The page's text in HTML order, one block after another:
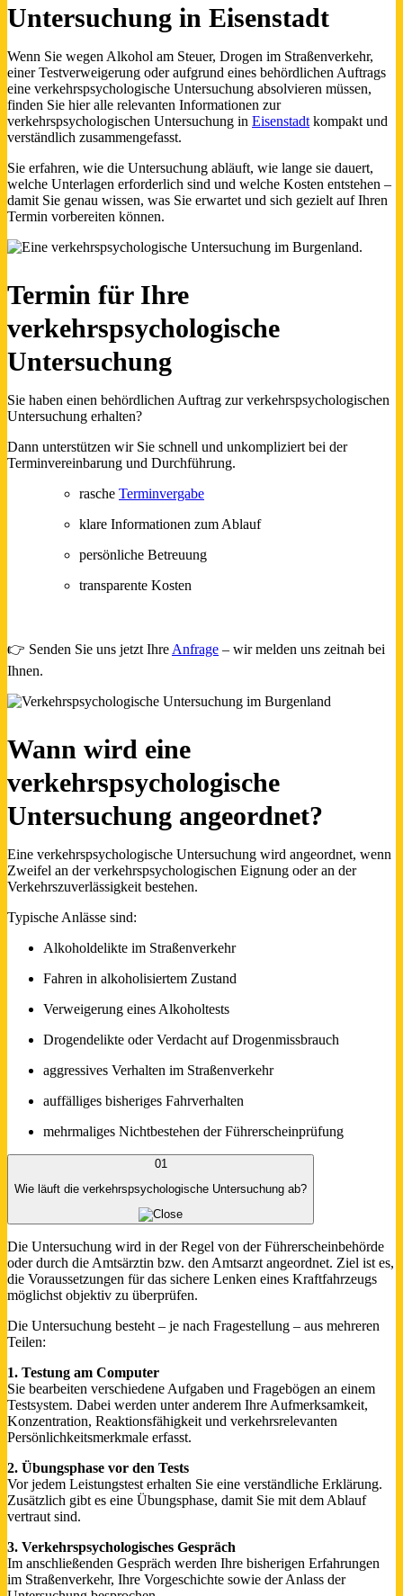
Untersuchung in Eisenstadt
Wenn Sie wegen Alkohol am Steuer, Drogen im Straßenverkehr,
einer Testverweigerung oder aufgrund eines behördlichen Auftrags
eine verkehrspsychologische Untersuchung absolvieren müssen,
finden Sie hier alle relevanten Informationen zur
verkehrspsychologischen Untersuchung in Eisenstadt kompakt und
verständlich zusammengefasst.
Sie erfahren, wie die Untersuchung abläuft, wie lange sie dauert,
welche Unterlagen erforderlich sind und welche Kosten entstehen –
damit Sie genau wissen, was Sie erwartet und sich gezielt auf Ihren
Termin vorbereiten können.
Termin für Ihre
verkehrspsychologische
Untersuchung
Sie haben einen behördlichen Auftrag zur verkehrspsychologischen
Untersuchung erhalten?
Dann unterstützen wir Sie schnell und unkompliziert bei der
Terminvereinbarung und Durchführung.
rasche Terminvergabe
klare Informationen zum Ablauf
persönliche Betreuung
transparente Kosten
👉 Senden Sie uns jetzt Ihre Anfrage – wir melden uns zeitnah bei
Ihnen.
Wann wird eine
verkehrspsychologische
Untersuchung angeordnet?
Eine verkehrspsychologische Untersuchung wird angeordnet, wenn
Zweifel an der verkehrspsychologischen Eignung oder an der
Verkehrszuverlässigkeit bestehen.
Typische Anlässe sind:
Alkoholdelikte im Straßenverkehr
Fahren in alkoholisiertem Zustand
Verweigerung eines Alkoholtests
Drogendelikte oder Verdacht auf Drogenmissbrauch
aggressives Verhalten im Straßenverkehr
auffälliges bisheriges Fahrverhalten
mehrmaliges Nichtbestehen der Führerscheinprüfung
01
Wie läuft die verkehrspsychologische Untersuchung ab?
Die Untersuchung wird in der Regel von der Führerscheinbehörde
oder durch die Amtsärztin bzw. den Amtsarzt angeordnet. Ziel ist es,
die Voraussetzungen für das sichere Lenken eines Kraftfahrzeugs
möglichst objektiv zu überprüfen.
Die Untersuchung besteht – je nach Fragestellung – aus mehreren
Teilen:
1. Testung am Computer
Sie bearbeiten verschiedene Aufgaben und Fragebögen an einem
Testsystem. Dabei werden unter anderem Ihre Aufmerksamkeit,
Konzentration, Reaktionsfähigkeit und verkehrsrelevanten
Persönlichkeitsmerkmale erfasst.
2. Übungsphase vor den Tests
Vor jedem Leistungstest erhalten Sie eine verständliche Erklärung.
Zusätzlich gibt es eine Übungsphase, damit Sie mit dem Ablauf
vertraut sind.
3. Verkehrspsychologisches Gespräch
Im anschließenden Gespräch werden Ihre bisherigen Erfahrungen
im Straßenverkehr, Ihre Vorgeschichte sowie der Anlass der